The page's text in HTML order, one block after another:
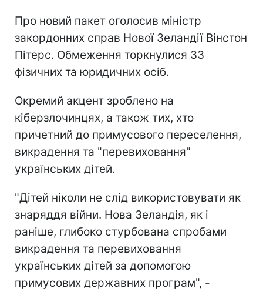
Про новий пакет оголосив міністр
закордонних справ Нової Зеландії Вінстон
Пітерс. Обмеження торкнулися 33
фізичних та юридичних осіб.
Окремий акцент зроблено на
кіберзлочинцях, а також тих, хто
причетний до примусового переселення,
викрадення та "перевиховання"
українських дітей.
"Дітей ніколи не слід використовувати як
знаряддя війни. Нова Зеландія, як і
раніше, глибоко стурбована спробами
викрадення та перевиховання
українських дітей за допомогою
примусових державних програм", -